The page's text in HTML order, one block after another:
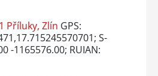
Příluky, Zlín GPS:
S-
-1165576.00; RUIAN: